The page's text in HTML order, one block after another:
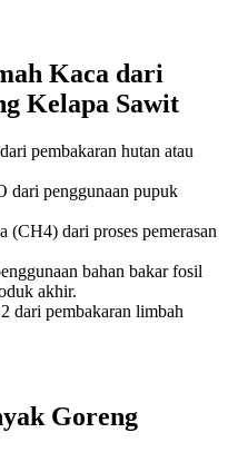
Kaca dari
Kelapa Sawit
pembakaran hutan atau
dari penggunaan pupuk
(CH4) dari proses pemerasan
bahan bakar fosil
akhir.
dari pembakaran limbah
Goreng